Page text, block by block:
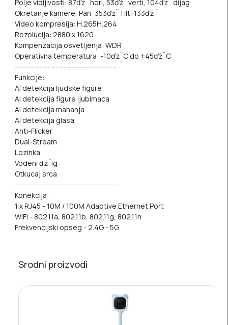
Polje vidljivosti: 87ďż˝ hori, 53ďż˝ verti, 104ďż˝ dijag
Okretanje kamere: Pan: 353ďż˝Tilt: 133ďż˝
Video kompresija: H.265H.264
Rezolucija: 2880 x 1620
Kompenzacija osvetljenja: WDR
Operativna temperatura: -10ďż˝C do +45ďż˝C
--------------------------------------------------
Funkcije:
AI detekcija ljudske figure
AI detekcija figure ljubimaca
AI detekcija mahanja
AI detekcija glasa
Anti-Flicker
Dual-Stream
Lozinka
Vodeni ďż˝ig
Otkucaj srca
--------------------------------------------------
Konekcija:
1 x RJ45 - 10M / 100M Adaptive Ethernet Port
WiFi - 802.11a, 802.11b, 802.11g, 802.11n
Frekvencijski opseg - 2.4G - 5G
Srodni proizvodi